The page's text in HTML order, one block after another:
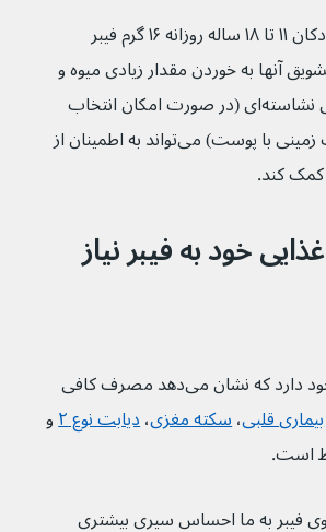
به طور متوسط، کودکان ۱۱ تا ۱۸ ساله روزانه ۱۶ گرم فیبر
تشویق آنها به خوردن مقدار زیادی میوه و
سبزیجات و غذاهای نشاسته‌ای (در صورت امکان انتخاب
غلات کامل و سیب زمینی با پوست) می‌تواند به اطمینان از
کند.
خود به فیبر نیاز
تحقیقات زیادی وجود دارد که نشان می‌دهد مصرف کافی
بیماری‌ قلبی ، سکته مغزی، دیابت نوع ۲ و
است.
فیبر به ما احساس سیری بیشتری